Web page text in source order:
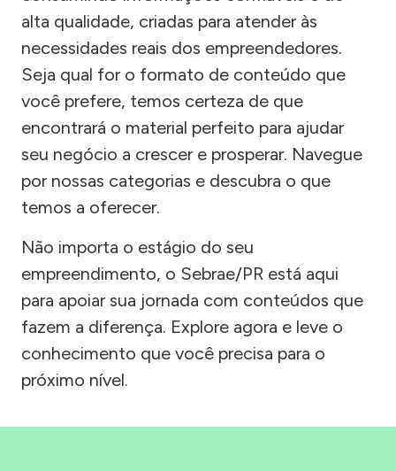
alta qualidade, criadas para atender às
necessidades reais dos empreendedores.
Seja qual for o formato de conteúdo que
você prefere, temos certeza de que
encontrará o material perfeito para ajudar
seu negócio a crescer e prosperar. Navegue
por nossas categorias e descubra o que
temos a oferecer.
Não importa o estágio do seu
empreendimento, o Sebrae/PR está aqui
para apoiar sua jornada com conteúdos que
fazem a diferença. Explore agora e leve o
conhecimento que você precisa para o
próximo nível.